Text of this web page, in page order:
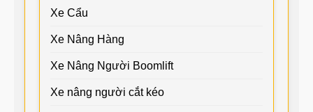
Xe Cẩu
Xe Nâng Hàng
Xe Nâng Người Boomlift
Xe nâng người cắt kéo